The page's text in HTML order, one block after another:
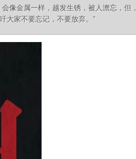
像金属一样，越发生锈，被人澹忘，但，
大家不要忘记，不要放弃。”